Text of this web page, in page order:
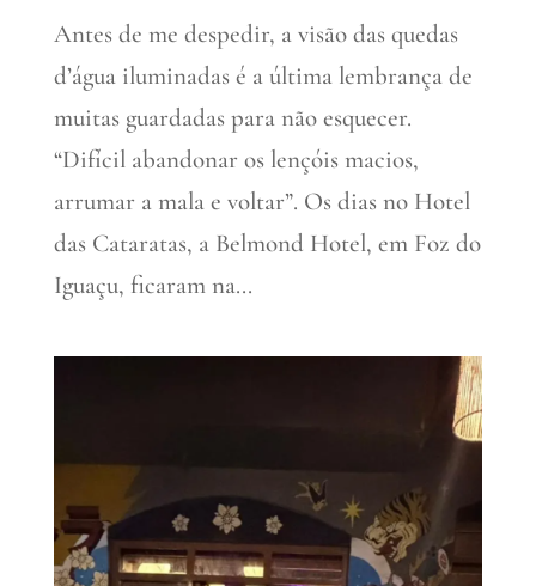
Antes de me despedir, a visão das quedas
d’água iluminadas é a última lembrança de
muitas guardadas para não esquecer.
“Difícil abandonar os lençóis macios,
arrumar a mala e voltar”. Os dias no Hotel
das Cataratas, a Belmond Hotel, em Foz do
Iguaçu, ficaram na...